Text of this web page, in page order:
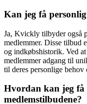
Kan jeg få
Ja, Kvickly tilbyder også
medlemmer. Disse tilbud
og indkøbshistorik. Ved
medlemmer adgang til
til deres personlige behov
Hvordan kan jeg få
medlemstilbudene?